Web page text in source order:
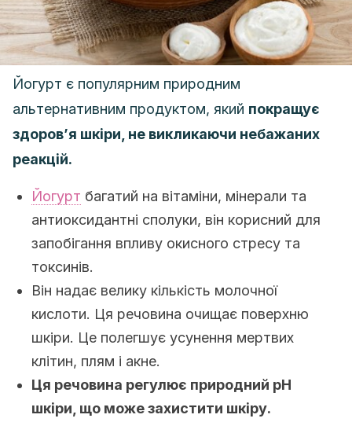
Йогурт є популярним природним
альтернативним продуктом, який покращує
здоров’я шкіри, не викликаючи небажаних
реакцій.
Йогурт багатий на вітаміни, мінерали та
антиоксидантні сполуки, він корисний для
запобігання впливу окисного стресу та
токсинів.
Він надає велику кількість молочної
кислоти. Ця речовина очищає поверхню
шкіри. Це полегшує усунення мертвих
клітин, плям і акне.
Ця речовина регулює природний рН
шкіри, що може захистити шкіру.